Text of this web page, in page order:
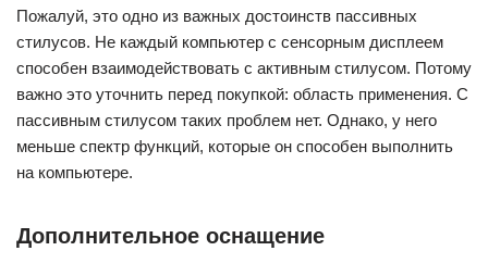
Пожалуй, это одно из важных достоинств пассивных
стилусов. Не каждый компьютер с сенсорным дисплеем
способен взаимодействовать с активным стилусом. Потому
важно это уточнить перед покупкой: область применения. С
пассивным стилусом таких проблем нет. Однако, у него
меньше спектр функций, которые он способен выполнить
на компьютере.
Дополнительное оснащение